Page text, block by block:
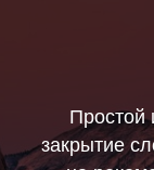
Простой
закрытие